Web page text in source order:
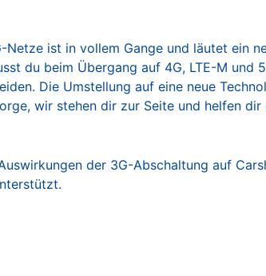
ist in vollem Gange und läutet ein
du beim Übergang auf 4G, LTE-M und
Die Umstellung auf eine neue
wir stehen dir zur Seite und helfen
der 3G-Abschaltung auf